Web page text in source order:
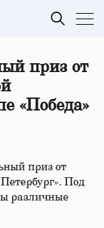
приз от
«Победа»
приз от
Под
различные